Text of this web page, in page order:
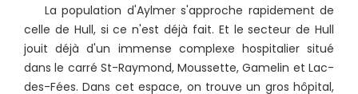
La population d'Aylmer s'approche rapidement de
celle de Hull, si ce n'est déjà fait. Et le secteur de Hull
jouit déjà d'un immense complexe hospitalier situé
dans le carré St-Raymond, Moussette, Gamelin et Lac-
des-Fées. Dans cet espace, on trouve un gros hôpital,